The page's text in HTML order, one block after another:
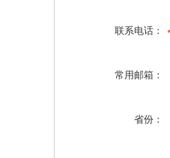
联系电话：
常用邮箱：
省份：